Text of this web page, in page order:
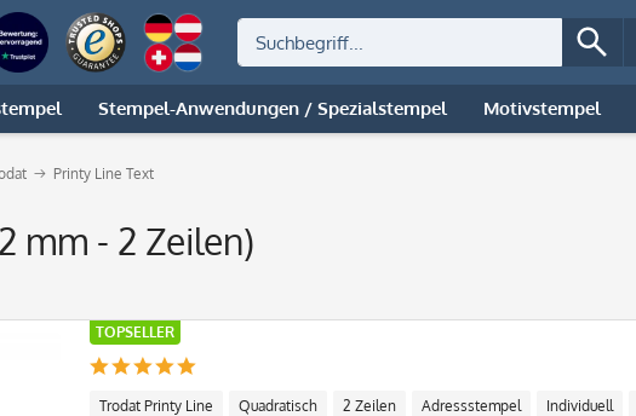
Stempel-Anwendungen / Spezialstempel Motivstempel
Printy Line Text
mm - 2 Zeilen)
TOPSELLER
Trodat Printy Line Quadratisch 2 Zeilen Adressstempel Individuell